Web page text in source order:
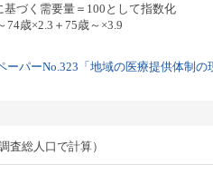
づく需要量＝100として指数化
歳×2.3＋75歳～×3.9
ーパーNo.323「地域の医療提供体制
査総人口で計算）